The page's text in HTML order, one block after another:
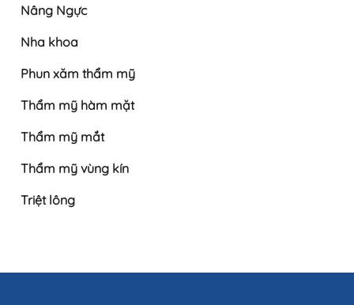
Nâng Ngực
Nha khoa
Phun xăm thẩm mỹ
Thẩm mỹ hàm mặt
Thẩm mỹ mắt
Thẩm mỹ vùng kín
Triệt lông